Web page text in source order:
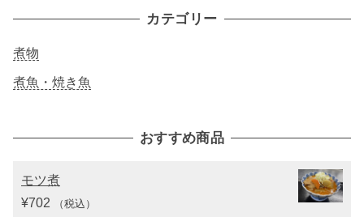
カテゴリー
煮物
煮魚・焼き魚
おすすめ商品
モツ煮
¥702 （税込）